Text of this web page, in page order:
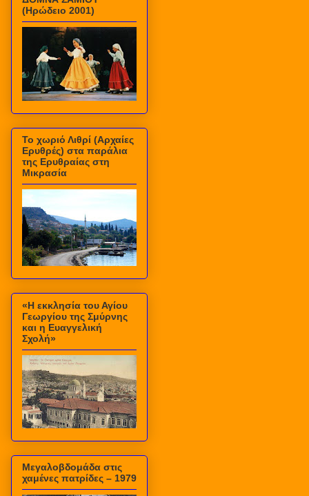
(Ηρώδειο 2001)
Το χωριό Λιθρί (Αρχαίες
Ερυθρές) στα παράλια
της Ερυθραίας στη
Μικρασία
«Η εκκλησία του Αγίου
Γεωργίου της Σμύρνης
και η Ευαγγελική
Σχολή»
Μεγαλοβδομάδα στις
χαμένες πατρίδες – 1979